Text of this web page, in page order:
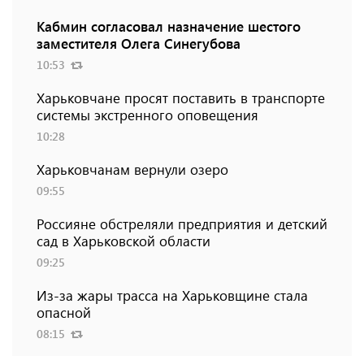
Кабмин согласовал назначение шестого
заместителя Олега Синегубова
10:53
Харьковчане просят поставить в транспорте
системы экстренного оповещения
10:28
Харьковчанам вернули озеро
09:55
Россияне обстреляли предприятия и детский
сад в Харьковской области
09:25
Из-за жары трасса на Харьковщине стала
опасной
08:15